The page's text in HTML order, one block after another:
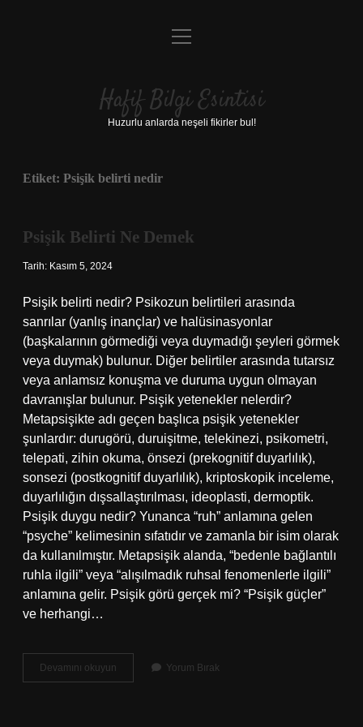
Anasayfa
Yasal Uyarı
menüyü
Hafif Bilgi Esintisi
Huzurlu anlarda neşeli fikirler bul!
Etiket: Psişik belirti nedir
Psişik Belirti Ne Demek
Tarih: Kasım 5, 2024
Psişik belirti nedir? Psikozun belirtileri arasında
sanrılar (yanlış inançlar) ve halüsinasyonlar
(başkalarının görmediği veya duymadığı şeyleri görmek
veya duymak) bulunur. Diğer belirtiler arasında tutarsız
veya anlamsız konuşma ve duruma uygun olmayan
davranışlar bulunur. Psişik yetenekler nelerdir?
Metapsişikte adı geçen başlıca psişik yetenekler
şunlardır: durugörü, duruişitme, telekinezi, psikometri,
telepati, zihin okuma, önsezi (prekognitif duyarlılık),
sonsezi (postkognitif duyarlılık), kriptoskopik inceleme,
duyarlılığın dışsallaştırılması, ideoplasti, dermoptik.
Psişik duygu nedir? Yunanca “ruh” anlamına gelen
“psyche” kelimesinin sıfatıdır ve zamanla bir isim olarak
da kullanılmıştır. Metapsişik alanda, “bedenle bağlantılı
ruhla ilgili” veya “alışılmadık ruhsal fenomenlerle ilgili”
anlamına gelir. Psişik görü gerçek mi? “Psişik güçler”
ve herhangi…
Devamını okuyun
Belirti
Yorum Bırak